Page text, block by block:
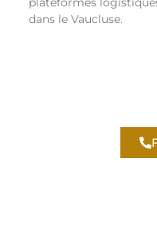
dans le Vaucluse.